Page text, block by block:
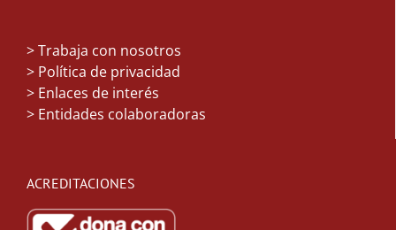
>Trabaja con nosotros
> Política de privacidad
> Enlaces de interés
> Entidades colaboradoras
ACREDITACIONES